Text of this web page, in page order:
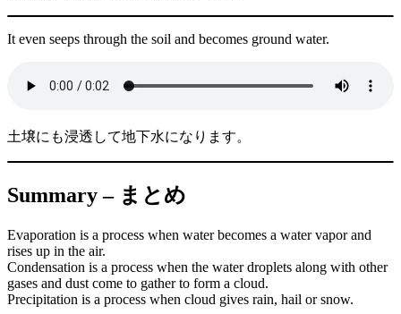
It even seeps through the soil and becomes ground water.
土壌にも浸透して地下水になります。
Summary – まとめ
Evaporation is a process when water becomes a water vapor and
rises up in the air.
Condensation is a process when the water droplets along with other
gases and dust come to gather to form a cloud.
Precipitation is a process when cloud gives rain, hail or snow.